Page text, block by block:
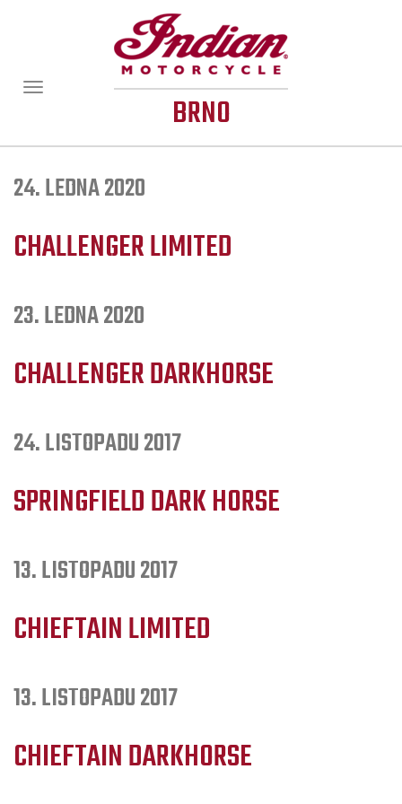
BRNO
Zobrazit/skrýt
24. LEDNA 2020
CHALLENGER LIMITED
23. LEDNA 2020
CHALLENGER DARKHORSE
24. LISTOPADU 2017
SPRINGFIELD DARK HORSE
13. LISTOPADU 2017
CHIEFTAIN LIMITED
13. LISTOPADU 2017
CHIEFTAIN DARKHORSE